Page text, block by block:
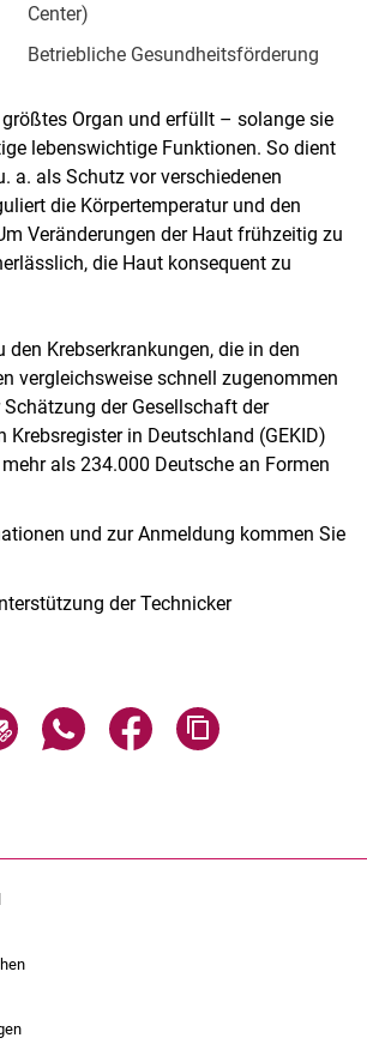
Center)
Betriebliche Gesundheitsförderung
Organ und erfüllt – solange sie
lebenswichtige Funktionen. So dient
a. als Schutz vor verschiedenen
die Körpertemperatur und den
Veränderungen der Haut frühzeitig zu
die Haut konsequent zu
den Krebserkrankungen, die in den
vergleichsweise schnell zugenommen
der Gesellschaft der
Krebsregister in Deutschland (GEKID)
als 234.000 Deutsche an Formen
und zur Anmeldung kommen Sie
der Technicker
Seite über E-Mail teilen
Seite über WhatsApp teilen
Seite über Facebook